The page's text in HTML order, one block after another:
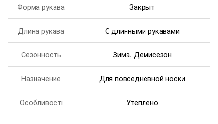
Форма рукава Закрыт
Длина рукава С длинными рукавами
Сезонность Зима, Демисезон
Назначение Для повседневной носки
Особливості Утеплено